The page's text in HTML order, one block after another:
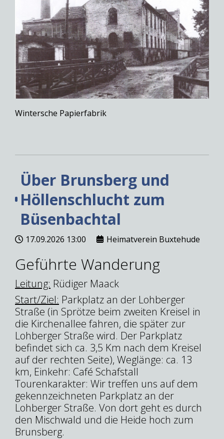
Wintersche Papierfabrik
Über Brunsberg und
Höllenschlucht zum
Büsenbachtal
17.09.2026 13:00 Heimatverein Buxtehude
Geführte Wanderung
Leitung: Rüdiger Maack
Start/Ziel: Parkplatz an der Lohberger
Straße (in Sprötze beim zweiten Kreisel in
die Kirchenallee fahren, die später zur
Lohberger Straße wird. Der Parkplatz
befindet sich ca. 3,5 Km nach dem Kreisel
auf der rechten Seite), Weglänge: ca. 13
km, Einkehr: Café Schafstall
Tourenkarakter: Wir treffen uns auf dem
gekennzeichneten Parkplatz an der
Lohberger Straße. Von dort geht es durch
den Mischwald und die Heide hoch zum
Brunsberg.